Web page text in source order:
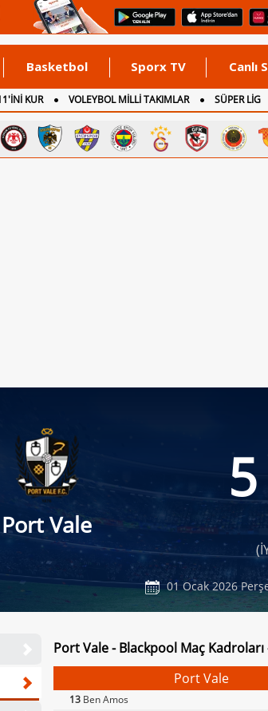
Basketbol Sporx TV Canlı
KUR VOLEYBOL MİLLİ TAKIMLAR SÜPER LİG
Port Vale
01 Ocak 2026
Port Vale - Blackpool Maç
Port Vale
13 Ben Amos